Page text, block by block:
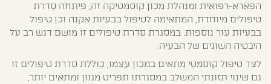
הפארא-רפואית ומנהלת מכון קוסמטיקה זה, פיתחה סדרת
טיפולים מיוחדת, המתאימה לטיפול בבעיות אקנה וכן טיפול
בבעיות עור נוספות. במסגרת סדרת טיפולים זו מושם דגש רב על
היבטיה השונים של הבעיה.
לצד טיפול קוסמטי מתאים במכון עצמו, כוללת סדרת טיפולים זו
גם שינוי תזונתי המשלב במסגרתו תפריט מגוון ומתאים יותר,